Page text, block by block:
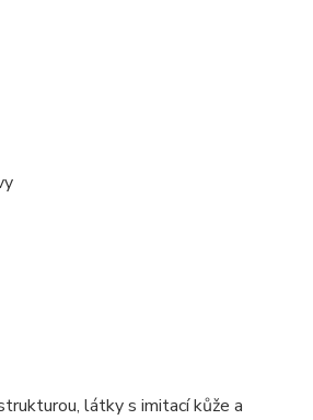
látky s imitací kůže a